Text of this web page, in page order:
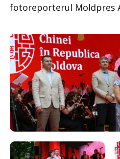
fotoreporterul Moldpres